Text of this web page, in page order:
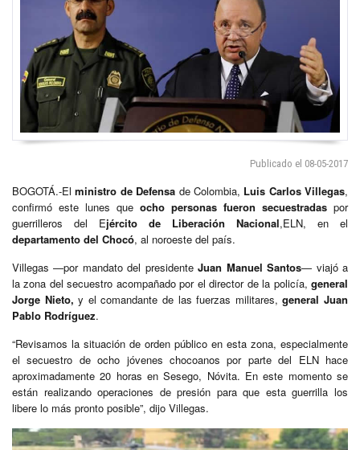
Publicado el 08-05-2017
BOGOTÁ.-El ministro de Defensa de Colombia, Luis Carlos Villegas,
confirmó este lunes que ocho personas fueron secuestradas por
guerrilleros del Ejército de Liberación Nacional,ELN, en el
departamento del Chocó, al noroeste del país.
Villegas —por mandato del presidenteJuan Manuel Santos— viajó a
la zona del secuestro acompañado por el director de la policía, general
Jorge Nieto, y el comandante de las fuerzas militares, general Juan
Pablo Rodríguez.
“Revisamos la situación de orden público en esta zona, especialmente
el secuestro de ocho jóvenes chocoanos por parte del ELN hace
aproximadamente 20 horas en Sesego, Nóvita. En este momento se
están realizando operaciones de presión para que esta guerrilla los
libere lo más pronto posible”, dijo Villegas.